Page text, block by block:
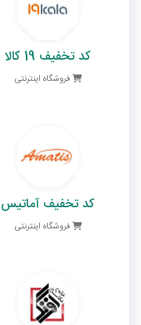
کد تخفیف 19 کالا
فروشگاه اینترنتی
کد تخفیف آماتیس
فروشگاه اینترنتی